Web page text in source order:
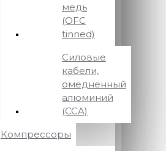
медь
(OFC
tinned)
Силовые
кабели,
омедненный
алюминий
(CCA)
Компрессоры